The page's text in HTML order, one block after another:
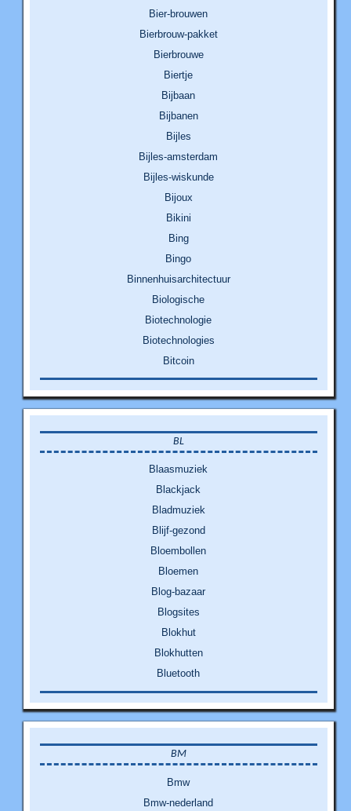
Bier-brouwen
Bierbrouw-pakket
Bierbrouwe
Biertje
Bijbaan
Bijbanen
Bijles
Bijles-amsterdam
Bijles-wiskunde
Bijoux
Bikini
Bing
Bingo
Binnenhuisarchitectuur
Biologische
Biotechnologie
Biotechnologies
Bitcoin
BL
Blaasmuziek
Blackjack
Bladmuziek
Blijf-gezond
Bloembollen
Bloemen
Blog-bazaar
Blogsites
Blokhut
Blokhutten
Bluetooth
BM
Bmw
Bmw-nederland